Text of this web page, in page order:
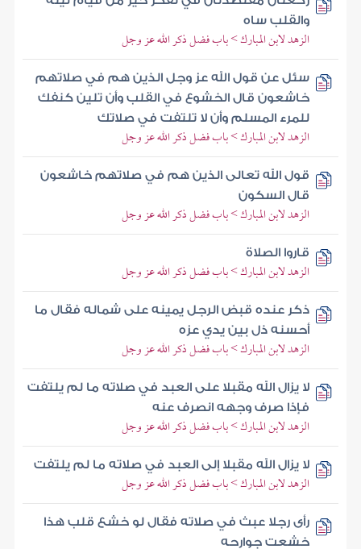
والقلب ساه
الزهد لابن المبارك > باب فضل ذكر الله عز وجل
سئل عن قول الله عز وجل الذين هم في صلاتهم
خاشعون قال الخشوع في القلب وأن تلين كنفك
للمرء المسلم وأن لا تلتفت في صلاتك
الزهد لابن المبارك > باب فضل ذكر الله عز وجل
قول الله تعالى الذين هم في صلاتهم خاشعون
قال السكون
الزهد لابن المبارك > باب فضل ذكر الله عز وجل
قاروا الصلاة
الزهد لابن المبارك > باب فضل ذكر الله عز وجل
ذكر عنده قبض الرجل يمينه على شماله فقال ما
أحسنه ذل بين يدي عزه
الزهد لابن المبارك > باب فضل ذكر الله عز وجل
لا يزال الله مقبلا على العبد في صلاته ما لم يلتفت
فإذا صرف وجهه انصرف عنه
الزهد لابن المبارك > باب فضل ذكر الله عز وجل
لا يزال الله مقبلا إلى العبد في صلاته ما لم يلتفت
الزهد لابن المبارك > باب فضل ذكر الله عز وجل
رأى رجلا عبث في صلاته فقال لو خشع قلب هذا
خشعت جوارحه